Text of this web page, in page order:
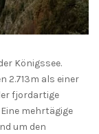
Königssee.
2.713m als einer
fjordartige
mehrtägige
um den